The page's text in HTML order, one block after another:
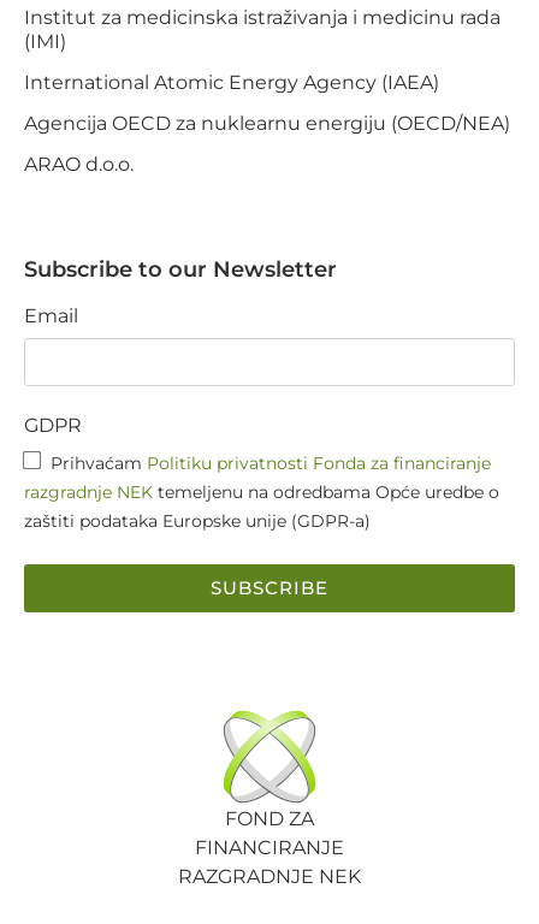
Institut za medicinska istraživanja i medicinu rada
(IMI)
International Atomic Energy Agency (IAEA)
Agencija OECD za nuklearnu energiju (OECD/NEA)
ARAO d.o.o.
Subscribe to our Newsletter
Email
GDPR
Prihvaćam Politiku privatnosti Fonda za financiranje
razgradnje NEK temeljenu na odredbama Opće uredbe o
zaštiti podataka Europske unije (GDPR-a)
SUBSCRIBE
FOND ZA
FINANCIRANJE
RAZGRADNJE NEK